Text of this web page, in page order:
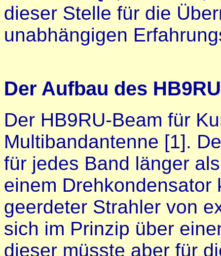
dieser Stelle für die
unabhängigen
Der Aufbau des
Der HB9RU-Beam für
Multibandantenne [1].
für jedes Band länger
einem
geerdeter Strahler von
sich im Prinzip über
dieser müsste aber für